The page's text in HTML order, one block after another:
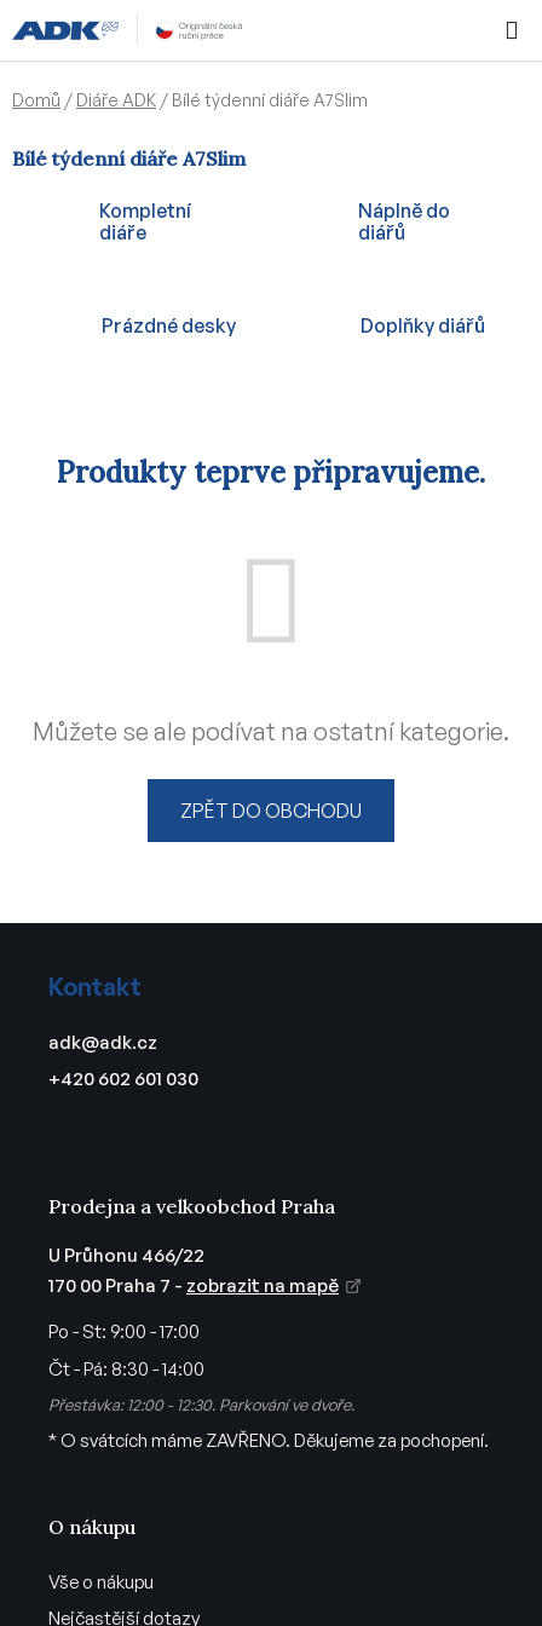
na
obsah
KOŠÍK
Domů / Diáře ADK / Bílé týdenní diáře A7Slim
Bílé týdenní diáře A7Slim
Kompletní
diáře
Náplně do
diářů
Prázdné desky Doplňky diářů
Produkty teprve připravujeme.
Můžete se ale podívat na ostatní kategorie.
ZPĚT DO OBCHODU
Kontakt
adk@adk.cz
+420 602 601 030
O nákupu
Vše o nákupu
Nejčastější dotazy
Prodejna a velkoobchod Praha
U Průhonu 466/22
170 00 Praha 7 - zobrazit na mapě
Po - St: 9:00 - 17:00
Čt - Pá: 8:30 - 14:00
Přestávka: 12:00 - 12:30. Parkování ve dvoře.
* O svátcích máme ZAVŘENO. Děkujeme za pochopení.